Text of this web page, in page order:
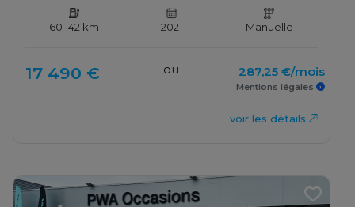
60 142 km 2021 Manuelle
17 490 € ou 287,25 €/mois
Mentions légales
voir les détails